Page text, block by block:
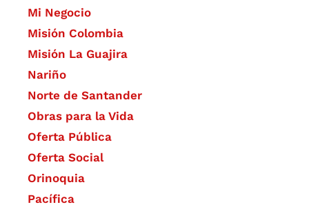
Mi Negocio
Misión Colombia
Misión La Guajira
Nariño
Norte de Santander
Obras para la Vida
Oferta Pública
Oferta Social​​
Orinoquia
Pacífica